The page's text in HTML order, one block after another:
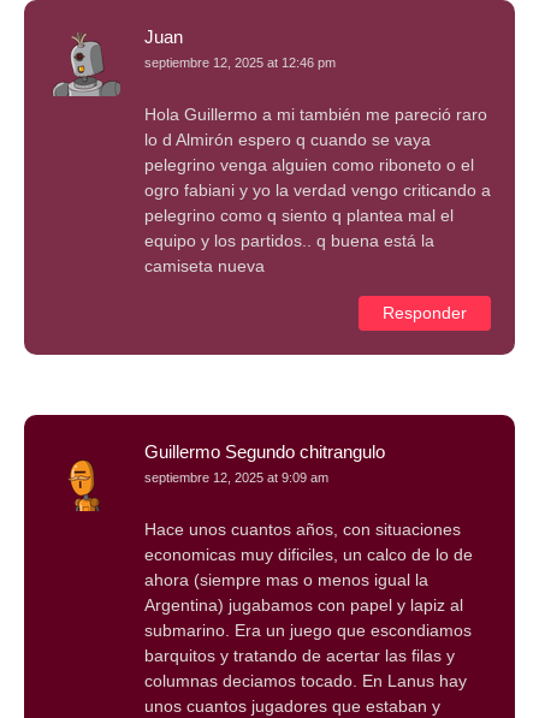
Juan
septiembre 12, 2025 at 12:46 pm
Hola Guillermo a mi también me pareció raro
lo d Almirón espero q cuando se vaya
pelegrino venga alguien como riboneto o el
ogro fabiani y yo la verdad vengo criticando a
pelegrino como q siento q plantea mal el
equipo y los partidos.. q buena está la
camiseta nueva
Responder
Guillermo Segundo chitrangulo
septiembre 12, 2025 at 9:09 am
Hace unos cuantos años, con situaciones
economicas muy dificiles, un calco de lo de
ahora (siempre mas o menos igual la
Argentina) jugabamos con papel y lapiz al
submarino. Era un juego que escondiamos
barquitos y tratando de acertar las filas y
columnas deciamos tocado. En Lanus hay
unos cuantos jugadores que estaban y